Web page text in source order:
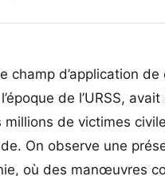
d’application
de l’URSS,
millions de victimes
On observe une
où des manœuvres